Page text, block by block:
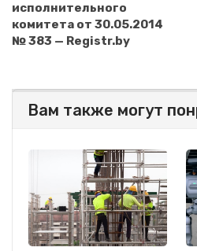
исполнительного
комитета от 30.05.2014
№ 383 — Registr.by
Вам также могут